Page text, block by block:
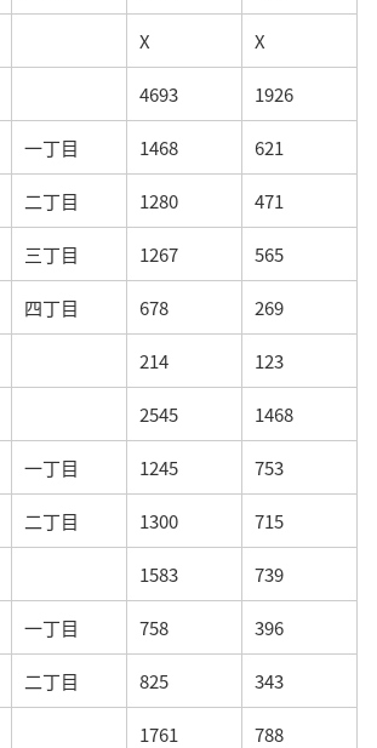
X X
4693 1926
一丁目 1468 621
二丁目 1280 471
三丁目 1267 565
四丁目 678 269
214 123
2545 1468
一丁目 1245 753
二丁目 1300 715
1583 739
一丁目 758 396
二丁目 825 343
1761 788